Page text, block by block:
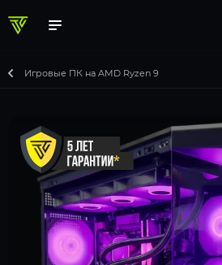
Игровые ПК на AMD Ryzen 9